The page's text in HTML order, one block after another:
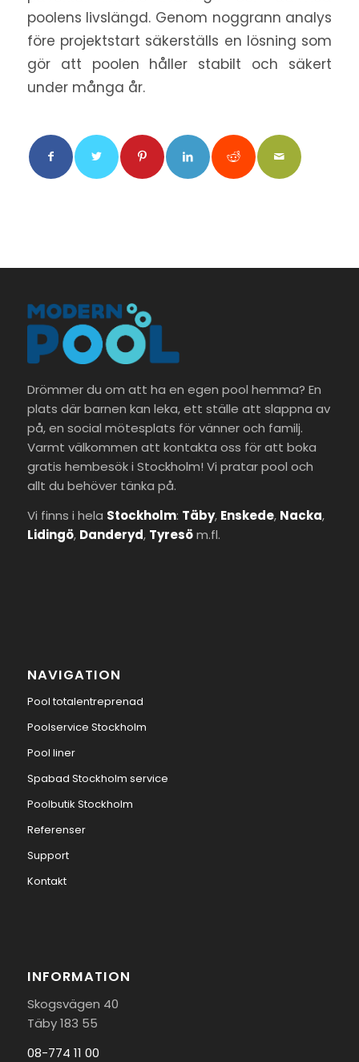
poolens livslängd. Genom noggrann analys
före projektstart säkerställs en lösning som
gör att poolen håller stabilt och säkert
under många år.
Drömmer du om att ha en egen pool hemma? En
plats där barnen kan leka, ett ställe att slappna av
på, en social mötesplats för vänner och familj.
Varmt välkommen att kontakta oss för att boka
gratis hembesök i Stockholm! Vi pratar pool och
allt du behöver tänka på.
Vi finns i hela Stockholm: Täby, Enskede, Nacka,
Lidingö, Danderyd, Tyresöm.fl.
NAVIGATION
Pool totalentreprenad
Poolservice Stockholm
Pool liner
Spabad Stockholm service
Poolbutik Stockholm
Referenser
Support
Kontakt
INFORMATION
Skogsvägen 40
Täby 183 55
08-774 11 00